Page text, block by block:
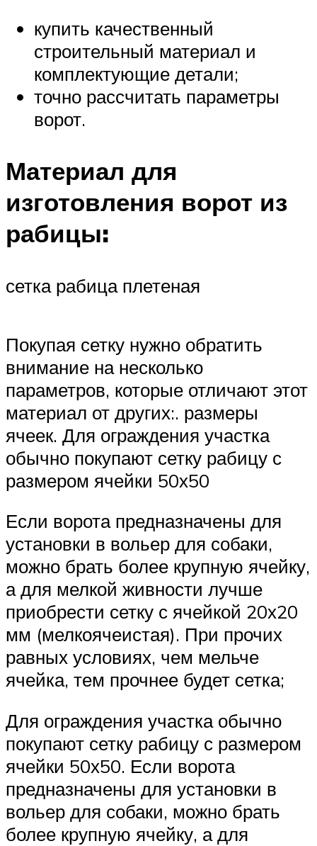
купить качественный
строительный материал и
комплектующие детали;
точно рассчитать параметры
ворот.
Материал для
изготовления ворот из
рабицы:
сетка рабица плетеная
Покупая сетку нужно обратить
внимание на несколько
параметров, которые отличают этот
материал от других:. размеры
ячеек. Для ограждения участка
обычно покупают сетку рабицу с
размером ячейки 50х50
Если ворота предназначены для
установки в вольер для собаки,
можно брать более крупную ячейку,
а для мелкой живности лучше
приобрести сетку с ячейкой 20х20
мм (мелкоячеистая). При прочих
равных условиях, чем мельче
ячейка, тем прочнее будет сетка;
Для ограждения участка обычно
покупают сетку рабицу с размером
ячейки 50х50. Если ворота
предназначены для установки в
вольер для собаки, можно брать
более крупную ячейку, а для